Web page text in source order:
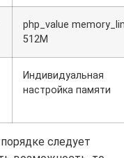
php_value
512M
Индивидуальная
настройка памяти
следует